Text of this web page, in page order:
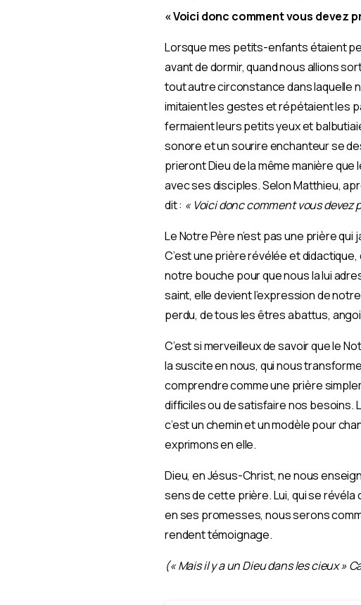
« Voici donc comment vous devez
Lorsque mes petits-enfants étaient
avant de dormir, quand nous allions
tout autre circonstance dans laquelle
imitaient les gestes et répétaient les
fermaient leurs petits yeux et
sonore et un sourire enchanteur se
prieront Dieu de la même manière
avec ses disciples. Selon Matthieu,
dit : « Voici donc comment vous devez
Le Notre Père n’est pas une prière
C’est une prière révélée et didactique,
notre bouche pour que nous la lui
saint, elle devient l’expression de
perdu, de tous les êtres abattus,
C’est si merveilleux de savoir que le
la suscite en nous, qui nous
comprendre comme une prière
difﬁciles ou de satisfaire nos besoins.
c’est un chemin et un modèle pour
exprimons en elle.
Dieu, en Jésus-Christ, ne nous
sens de cette prière. Lui, qui se révéla
en ses promesses, nous serons
rendent témoignage.
(« Mais il y a un Dieu dans les cieux »